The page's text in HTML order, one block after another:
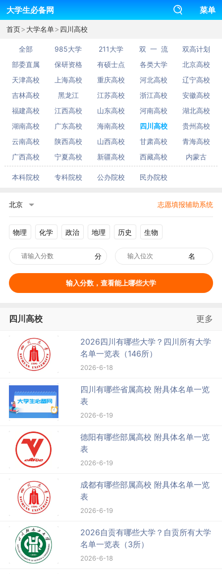
大学生必备网 菜单
首页>大学名单>四川高校
全部 985大学 211大学 双 一 流
双高计划
部委直属
保研资格 有硕士点 各类大学
北京高校
天津高校
上海高校 重庆高校 河北高校
辽宁高校
吉林高校
黑龙江 江苏高校 浙江高校
安徽高校
福建高校
江西高校 山东高校 河南高校
湖北高校
湖南高校
广东高校 海南高校 四川高校
贵州高校
云南高校
陕西高校 山西高校 甘肃高校
青海高校
广西高校
宁夏高校 新疆高校 西藏高校 内蒙古
本科院校 专科院校 公办院校 民办院校
北京 志愿填报辅助系统
物理 化学 政治 地理 历史 生物
分 名
输入分数，查看能上哪些大学
四川高校 更多
2026四川有哪些大学？四川所有大学
名单一览表（146所）
2026-6-18
四川有哪些省属高校 附具体名单一览
表
2026-6-19
德阳有哪些部属高校 附具体名单一览
表
2026-6-19
成都有哪些部属高校 附具体名单一览
表
2026-6-19
2026自贡有哪些大学？自贡所有大学
名单一览表（3所）
2026-6-18